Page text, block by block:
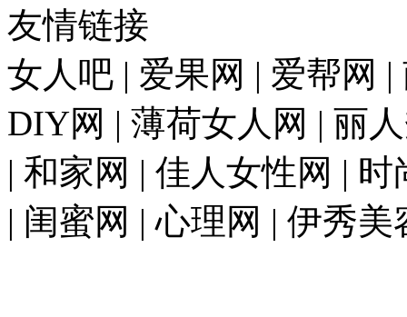
友情链接
女人吧 | 爱果网 | 爱帮网
DIY网 | 薄荷女人网 | 丽
| 和家网 | 佳人女性网 |
| 闺蜜网 | 心理网 | 伊秀美